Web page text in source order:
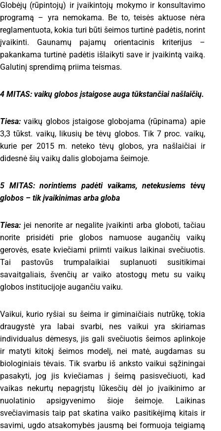
Globėjų (rūpintojų) ir įvaikintojų mokymo ir konsultavimo
programą – yra nemokama. Be to, teisės aktuose nėra
reglamentuota, kokia turi būti šeimos turtinė padėtis, norint
įvaikinti. Gaunamų pajamų orientacinis kriterijus –
pakankama turtinė padėtis išlaikyti save ir įvaikintą vaiką.
Galutinį sprendimą priima teismas.
4 MITAS: vaikų globos įstaigose auga tūkstančiai našlaičių.
Tiesa:vaikų globos įstaigose globojama (rūpinama) apie
3,3 tūkst. vaikų, likusių be tėvų globos. Tik 7 proc. vaikų,
kurie per 2015 m. neteko tėvų globos, yra našlaičiai ir
didesnė šių vaikų dalis globojama šeimoje.
5 MITAS: norintiems padėti vaikams, netekusiems tėvų
globos – tik įvaikinimas arba globa
Tiesa: jei nenorite ar negalite įvaikinti arba globoti, tačiau
norite prisidėti prie globos namuose augančių vaikų
gerovės, esate kviečiami priimti vaikus laikinai svečiuotis.
Tai pastovūs trumpalaikiai suplanuoti susitikimai
savaitgaliais, švenčių ar vaiko atostogų metu su vaikų
globos institucijoje augančiu vaiku.
Vaikui, kurio ryšiai su šeima ir giminaičiais nutrūkę, tokia
draugystė yra labai svarbi, nes vaikui yra skiriamas
individualus dėmesys, jis gali svečiuotis šeimos aplinkoje
ir matyti kitokį šeimos modelį, nei matė, augdamas su
biologiniais tėvais. Tik svarbu iš anksto vaikui sąžiningai
pasakyti, jog jis kviečiamas į šeimą pasisvečiuoti, kad
vaikas nekurtų nepagrįstų lūkesčių dėl jo įvaikinimo ar
nuolatinio apsigyvenimo šioje šeimoje. Laikinas
svečiavimasis taip pat skatina vaiko pasitikėjimą kitais ir
savimi, ugdo atsakomybės jausmą bei formuoja teigiamą